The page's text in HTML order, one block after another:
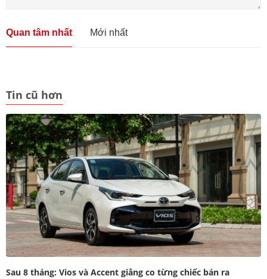
Quan tâm nhất Mới nhất
Tin cũ hơn
Sau 8 tháng: Vios và Accent giằng co từng chiếc bán ra